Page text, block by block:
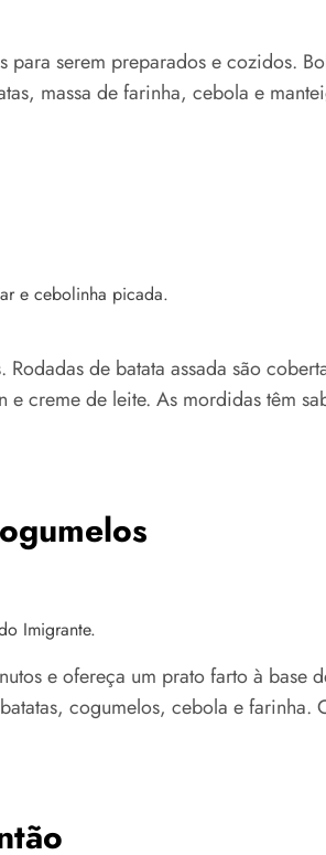
serem preparados e cozidos.
massa de farinha, cebola e
de batata assada são
creme de leite. As mordidas têm
Imigrante.
e ofereça um prato farto à base
cogumelos, cebola e farinha.